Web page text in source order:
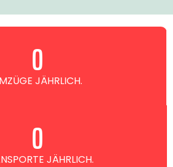
JÄHRLICH.
0
JÄHRLICH.
0